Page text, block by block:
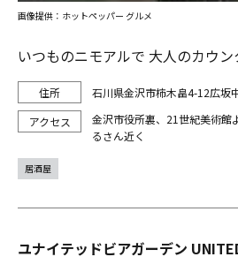
いつものニモアルで 大人のカウン
石川県金沢市柿木畠4-12広坂
金沢市役所裏、21世紀美術館
るさん近く
画像提供：ホットペッパー グルメ
居酒屋
ユナイテッドビアガーデン